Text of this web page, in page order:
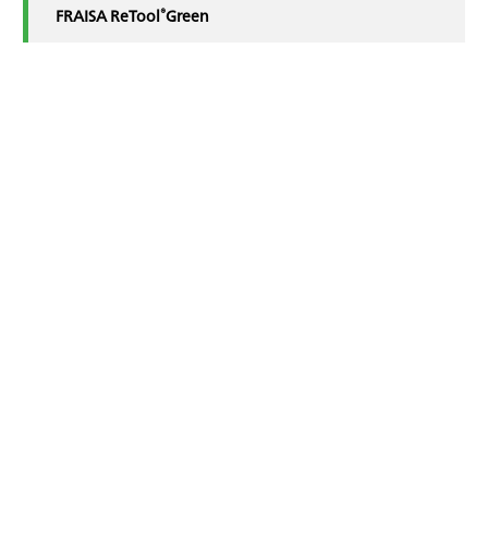
FRAISA ReTool®Green